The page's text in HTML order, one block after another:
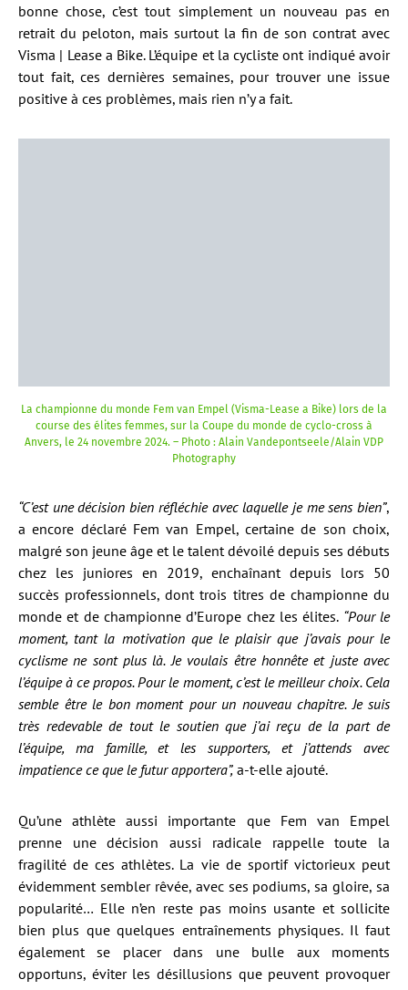
bonne chose, c’est tout simplement un nouveau pas en
retrait du peloton, mais surtout la fin de son contrat avec
Visma | Lease a Bike. L’équipe et la cycliste ont indiqué avoir
tout fait, ces dernières semaines, pour trouver une issue
positive à ces problèmes, mais rien n’y a fait.
La championne du monde Fem van Empel (Visma-Lease a Bike) lors de la
course des élites femmes, sur la Coupe du monde de cyclo-cross à
Anvers, le 24 novembre 2024. – Photo : Alain Vandepontseele/Alain VDP
Photography
“C’est une décision bien réfléchie avec laquelle je me sens bien”,
a encore déclaré Fem van Empel, certaine de son choix,
malgré son jeune âge et le talent dévoilé depuis ses débuts
chez les juniores en 2019, enchaînant depuis lors 50
succès professionnels, dont trois titres de championne du
monde et de championne d’Europe chez les élites. “Pour le
moment, tant la motivation que le plaisir que j’avais pour le
cyclisme ne sont plus là. Je voulais être honnête et juste avec
l’équipe à ce propos. Pour le moment, c’est le meilleur choix. Cela
semble être le bon moment pour un nouveau chapitre. Je suis
très redevable de tout le soutien que j’ai reçu de la part de
l’équipe, ma famille, et les supporters, et j’attends avec
impatience ce que le futur apportera”, a-t-elle ajouté.
Qu’une athlète aussi importante que Fem van Empel
prenne une décision aussi radicale rappelle toute la
fragilité de ces athlètes. La vie de sportif victorieux peut
évidemment sembler rêvée, avec ses podiums, sa gloire, sa
popularité… Elle n’en reste pas moins usante et sollicite
bien plus que quelques entraînements physiques. Il faut
également se placer dans une bulle aux moments
opportuns, éviter les désillusions que peuvent provoquer